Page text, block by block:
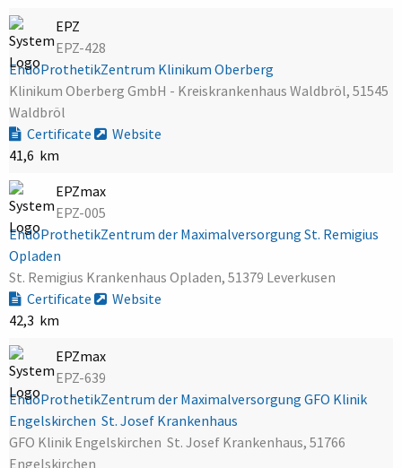
EPZ
EPZ-428
EndoProthetikZentrum Klinikum Oberberg
Klinikum Oberberg GmbH - Kreiskrankenhaus Waldbröl, 51545
Waldbröl
Certificate
Website
41,6 km
EPZmax
EPZ-005
EndoProthetikZentrum der Maximalversorgung St. Remigius
Opladen
St. Remigius Krankenhaus Opladen, 51379 Leverkusen
Certificate
Website
42,3 km
EPZmax
EPZ-639
EndoProthetikZentrum der Maximalversorgung GFO Klinik
Engelskirchen  St. Josef Krankenhaus
GFO Klinik Engelskirchen  St. Josef Krankenhaus, 51766
Engelskirchen